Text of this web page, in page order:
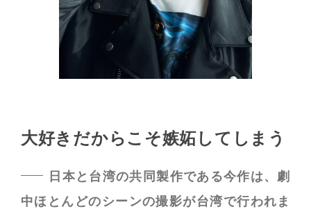
大好きだからこそ嫉妬してしまう
日本と台湾の共同製作である今作は、劇
中ほとんどのシーンの撮影が台湾で行われま